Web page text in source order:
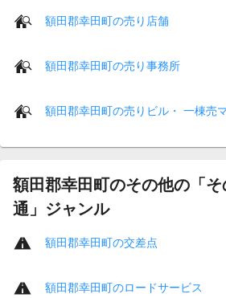
額田郡幸田町の売り店舗
額田郡幸田町の売り事務所
額田郡幸田町の売りビル・ 一棟売
額田郡幸田町のその他の「
通」ジャンル
額田郡幸田町の交差点
額田郡幸田町のロードサービス